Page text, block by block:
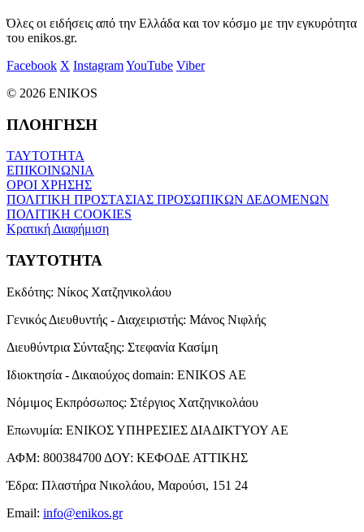
Όλες οι ειδήσεις από την Ελλάδα και τον κόσμο με την εγκυρότητα
του enikos.gr.
Facebook X InstagramYouTube Viber
© 2026 ENIKOS
ΠΛΟΗΓΗΣΗ
ΤΑΥΤΟΤΗΤΑ
ΕΠΙΚΟΙΝΩΝΙΑ
ΟΡΟΙ ΧΡΗΣΗΣ
ΠΟΛΙΤΙΚΗ ΠΡΟΣΤΑΣΙΑΣ ΠΡΟΣΩΠΙΚΩΝ ΔΕΔΟΜΕΝΩΝ
ΠΟΛΙΤΙΚΗ COOKIES
Κρατική Διαφήμιση
ΤΑΥΤΟΤΗΤΑ
Εκδότης: Νίκος Χατζηνικολάου
Γενικός Διευθυντής - Διαχειριστής: Μάνος Νιφλής
Διευθύντρια Σύνταξης: Στεφανία Κασίμη
Ιδιοκτησία - Δικαιούχος domain: ENIKOS AE
Νόμιμος Εκπρόσωπος: Στέργιος Χατζηνικολάου
Επωνυμία: ΕΝΙΚΟΣ ΥΠΗΡΕΣΙΕΣ ΔΙΑΔΙΚΤΥΟΥ ΑΕ
ΑΦΜ: 800384700 ΔΟΥ: ΚΕΦΟΔΕ ΑΤΤΙΚΗΣ
Έδρα: Πλαστήρα Νικολάου, Μαρούσι, 151 24
Email: info@enikos.gr